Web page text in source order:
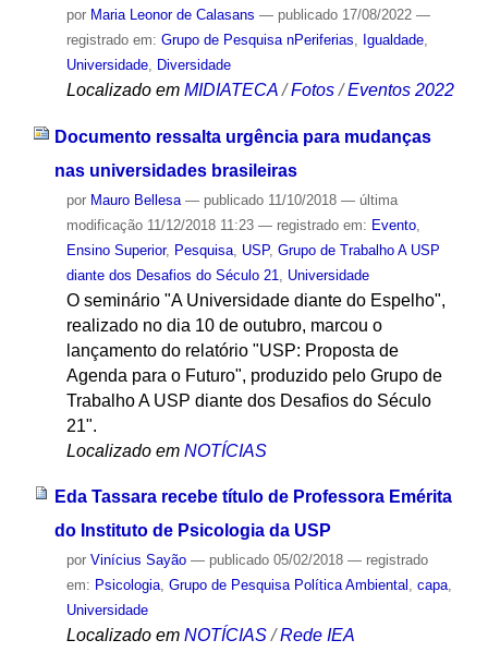
por Maria Leonor de Calasans — publicado17/08/2022 —
registrado em: Grupo de Pesquisa nPeriferias Igualdade,
Universidade, Diversidade
Localizado em MIDIATECA /Fotos /Eventos 2022
Documento ressalta urgência para mudanças
nas universidades brasileiras
por Mauro Bellesa — publicado11/10/2018 — última
modificação11/12/2018 11:23 — registrado em: Evento,
Ensino Superior, Pesquisa, USP, Grupo de Trabalho A USP
diante dos Desafios do Século 21
Universidade
O seminário "A Universidade diante do Espelho",
realizado no dia 10 de outubro, marcou o
lançamento do relatório "USP: Proposta de
Agenda para o Futuro", produzido pelo Grupo de
Trabalho A USP diante dos Desafios do Século
21".
Localizado em NOTÍCIAS
Eda Tassara recebe título de Professora Emérita
do Instituto de Psicologia da USP
por Vinícius Sayão — publicado05/02/2018 — registrado
em: Psicologia, Grupo de Pesquisa Política Ambiental , capa,
Universidade
Localizado em NOTÍCIAS /Rede IEA